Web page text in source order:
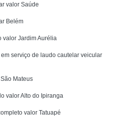
valor Saúde
Belém
valor Jardim Aurélia
serviço de laudo cautelar veicular
Mateus
valor Alto do Ipiranga
valor Tatuapé